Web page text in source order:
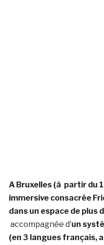
A Bruxelles (à partir du
immersive consacrée
dans un espace de plus
accompagnée d’un
(en 3 langues français,